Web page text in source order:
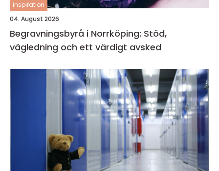
inspiration
04. August 2026
Begravningsbyrå i Norrköping: Stöd,
vägledning och ett värdigt avsked